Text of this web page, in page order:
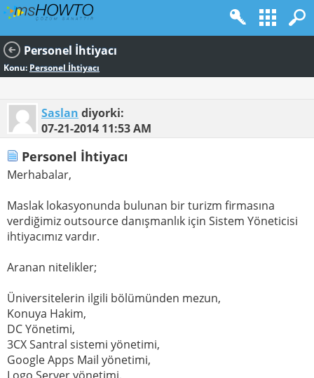
Personel İhtiyacı
Konu: Personel İhtiyacı
Saslan diyorki:
07-21-2014 11:53 AM
Personel İhtiyacı
Merhabalar,
Maslak lokasyonunda bulunan bir turizm firmasına
verdiğimiz outsource danışmanlık için Sistem Yöneticisi
ihtiyacımız vardır.
Aranan nitelikler;
Üniversitelerin ilgili bölümünden mezun,
Konuya Hakim,
DC Yönetimi,
3CX Santral sistemi yönetimi,
Google Apps Mail yönetimi,